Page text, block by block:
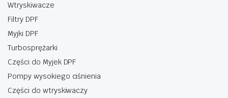
Wtryskiwacze
Filtry DPF
Myjki DPF
Turbosprężarki
Części do Myjek DPF
Pompy wysokiego ciśnienia
Części do wtryskiwaczy